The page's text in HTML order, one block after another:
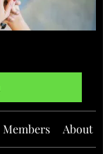
Members About